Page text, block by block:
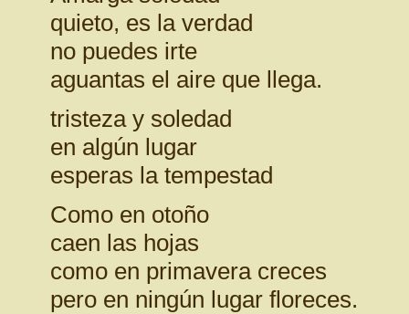
quieto, es la verdad
no puedes irte
aguantas el aire que llega.
tristeza y soledad
en algún lugar
esperas la tempestad
Como en otoño
caen las hojas
como en primavera creces
pero en ningún lugar floreces.